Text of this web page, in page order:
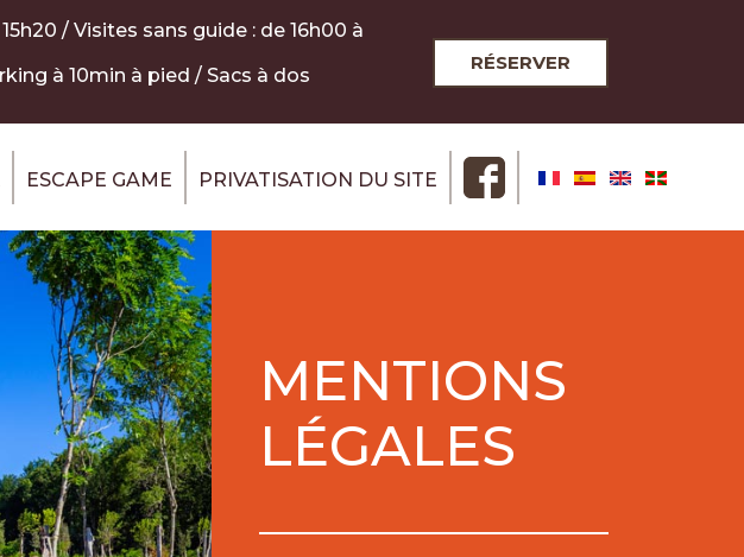
/ Visites sans guide : de 16h00 à
à 10min à pied / Sacs à dos
RÉSERVER
ESCAPE GAME PRIVATISATION DU SITE
MENTIONS
LÉGALES